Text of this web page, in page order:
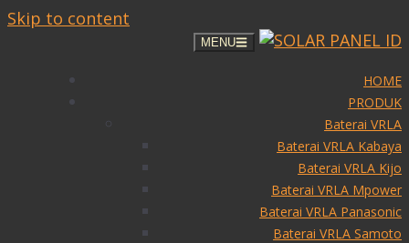
Skip to content
MENU
HOME
PRODUK
Baterai VRLA
Baterai VRLA Kabaya
Baterai VRLA Kijo
Baterai VRLA Mpower
Baterai VRLA Panasonic
Baterai VRLA Samoto